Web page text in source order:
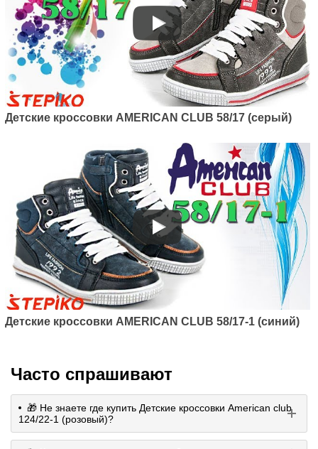
Детские кроссовки AMERICAN CLUB 58/17 (серый)
Детские кроссовки AMERICAN CLUB 58/17-1 (синий)
Часто спрашивают
🎁 Не знаете где купить Детские кроссовки American club
124/22-1 (розовый)?